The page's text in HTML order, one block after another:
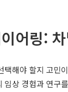
어링:
해야 할지 고
상 경험과 연